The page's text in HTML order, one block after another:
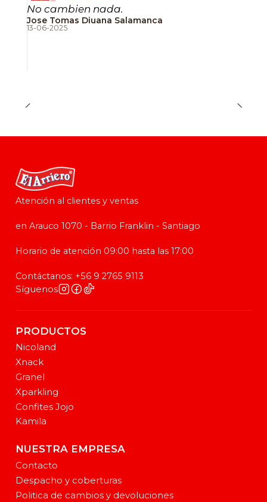
No cambien nada.
Jose Tomas Diuana Salamanca
13-06-2025
Atención al clientes y ventas
en Arauco 1070 - Barrio Franklin - Santiago
Horario de atención 09:00 hasta las 17:00
Contáctanos: +56 9 2765 9113
Síguenos
PRODUCTOS
Nicoland
Xnack
Granel
Xparkling
Confites Jojo
Kamila
NUESTRA EMPRESA
Contacto
Despacho y coberturas
Politica de cambios y devoluciones